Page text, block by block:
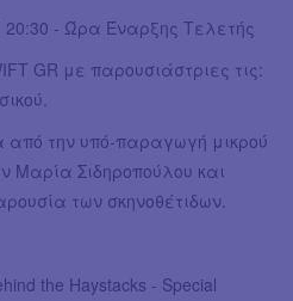
- Ώρα Έναρξης Τελετής
GR με παρουσιάστριες τις:
την υπό-παραγωγή μικρού
Μαρία Σιδηροπούλου και
των σκηνοθέτιδων.
the Haystacks - Special